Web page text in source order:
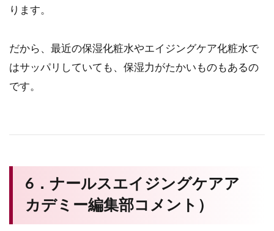
ります。
だから、最近の保湿化粧水やエイジングケア化粧水で
はサッパリしていても、保湿力がたかいものもあるの
です。
6．ナールスエイジングケアア
カデミー編集部コメント）